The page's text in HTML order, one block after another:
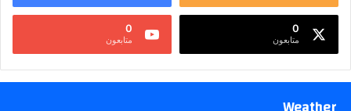
0
متابعون
0
متابعون